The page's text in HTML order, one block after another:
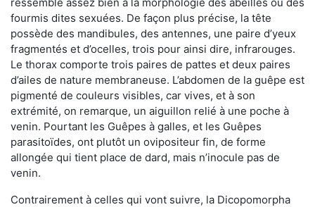
fourmis dites sexuées. De façon plus précise, la tête
possède des mandibules, des antennes, une paire d’yeux
fragmentés et d’ocelles, trois pour ainsi dire, infrarouges.
Le thorax comporte trois paires de pattes et deux paires
d’ailes de nature membraneuse. L’abdomen de la guêpe est
pigmenté de couleurs visibles, car vives, et à son
extrémité, on remarque, un aiguillon relié à une poche à
venin. Pourtant les Guêpes à galles, et les Guêpes
parasitoïdes, ont plutôt un ovipositeur fin, de forme
allongée qui tient place de dard, mais n’inocule pas de
venin.
Contrairement à celles qui vont suivre, la Dicopomorpha